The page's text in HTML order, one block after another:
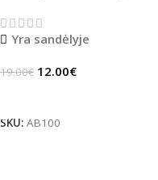
Yra sandėlyje
19.00€ 12.00€
SKU: AB100